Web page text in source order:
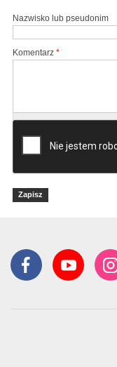
Nazwisko lub pseudonim
Komentarz *